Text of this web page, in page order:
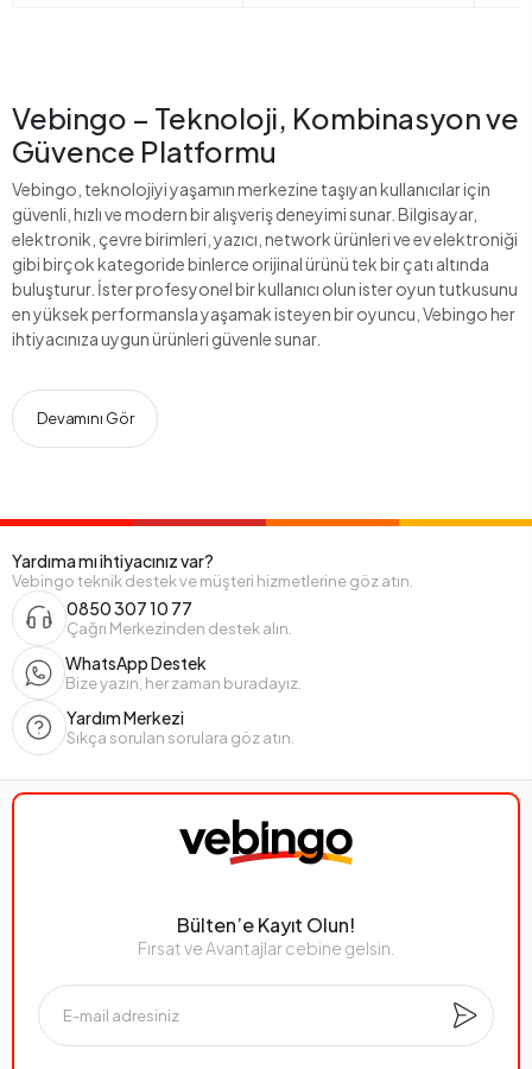
Vebingo – Teknoloji, Kombinasyon ve
Güvence Platformu
Vebingo, teknolojiyi yaşamın merkezine taşıyan kullanıcılar için
güvenli, hızlı ve modern bir alışveriş deneyimi sunar. Bilgisayar,
elektronik, çevre birimleri, yazıcı, network ürünleri ve ev elektroniği
gibi birçok kategoride binlerce orijinal ürünü tek bir çatı altında
buluşturur. İster profesyonel bir kullanıcı olun ister oyun tutkusunu
en yüksek performansla yaşamak isteyen bir oyuncu, Vebingo her
ihtiyacınıza uygun ürünleri güvenle sunar.
Devamını Gör
Yardıma mı ihtiyacınız var?
Vebingo teknik destek ve müşteri hizmetlerine göz atın.
0850 307 10 77
Çağrı Merkezinden destek alın.
WhatsApp Destek
Bize yazın, her zaman buradayız.
Yardım Merkezi
Sıkça sorulan sorulara göz atın.
Bülten’e Kayıt Olun!
Fırsat ve Avantajlar cebine gelsin.